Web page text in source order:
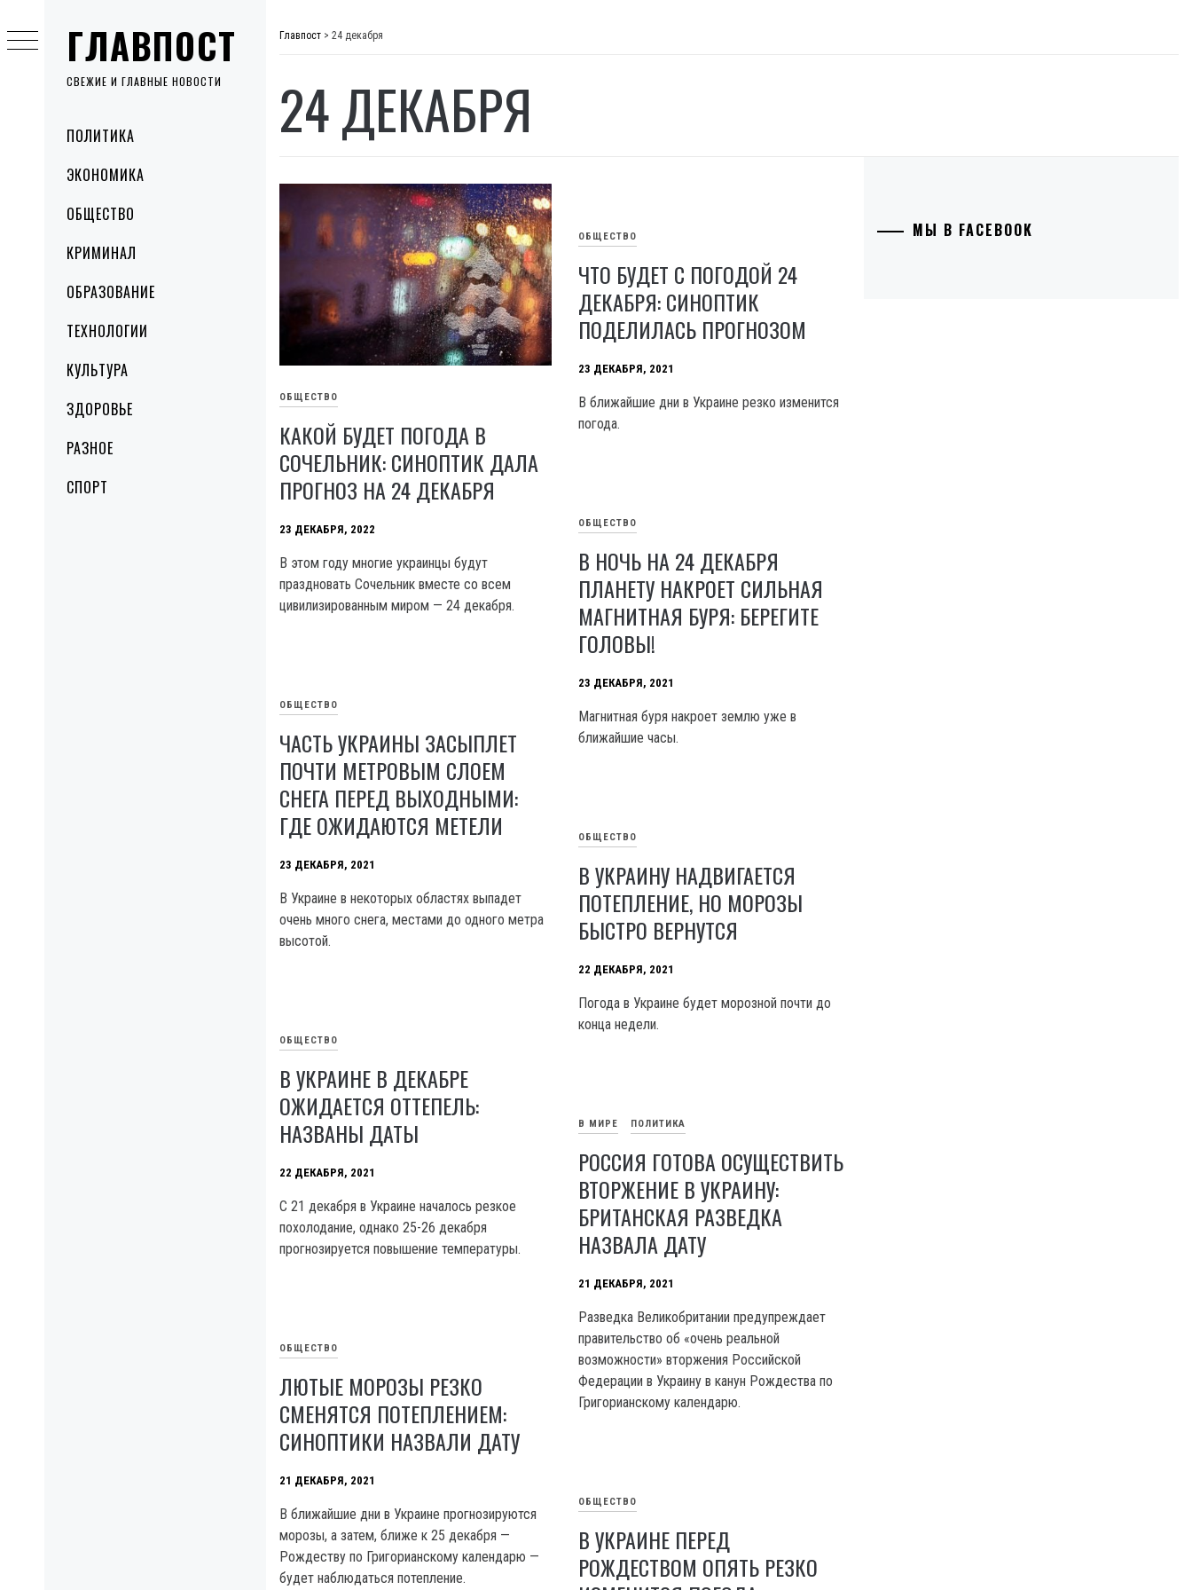
ГЛАВПОСТ
СВЕЖИЕ И ГЛАВНЫЕ НОВОСТИ
MenuПОЛИТИКА
ЭКОНОМИКА
ОБЩЕСТВО
КРИМИНАЛ
ОБРАЗОВАНИЕ
ТЕХНОЛОГИИ
КУЛЬТУРА
ЗДОРОВЬЕ
РАЗНОЕ
СПОРТ
to
content
Главпост > 24 декабря
24 ДЕКАБРЯ
ОБЩЕСТВО
КАКОЙ БУДЕТ ПОГОДА В
СОЧЕЛЬНИК: СИНОПТИК ДАЛА
ПРОГНОЗ НА 24 ДЕКАБРЯ
23 ДЕКАБРЯ, 2022
В этом году многие украинцы будут
праздновать Сочельник вместе со всем
цивилизированным миром — 24 декабря.
ОБЩЕСТВО
ЧТО БУДЕТ С ПОГОДОЙ 24
ДЕКАБРЯ: СИНОПТИК
ПОДЕЛИЛАСЬ ПРОГНОЗОМ
23 ДЕКАБРЯ, 2021
В ближайшие дни в Украине резко изменится
погода.
ОБЩЕСТВО
В НОЧЬ НА 24 ДЕКАБРЯ
ПЛАНЕТУ НАКРОЕТ СИЛЬНАЯ
МАГНИТНАЯ БУРЯ: БЕРЕГИТЕ
ГОЛОВЫ!
23 ДЕКАБРЯ, 2021
Магнитная буря накроет землю уже в
ближайшие часы.
ОБЩЕСТВО
ЧАСТЬ УКРАИНЫ ЗАСЫПЛЕТ
ПОЧТИ МЕТРОВЫМ СЛОЕМ
СНЕГА ПЕРЕД ВЫХОДНЫМИ:
ГДЕ ОЖИДАЮТСЯ МЕТЕЛИ
23 ДЕКАБРЯ, 2021
В Украине в некоторых областях выпадет
очень много снега, местами до одного метра
высотой.
ОБЩЕСТВО
В УКРАИНУ НАДВИГАЕТСЯ
ПОТЕПЛЕНИЕ, НО МОРОЗЫ
БЫСТРО ВЕРНУТСЯ
22 ДЕКАБРЯ, 2021
Погода в Украине будет морозной почти до
конца недели.
ОБЩЕСТВО
В УКРАИНЕ В ДЕКАБРЕ
ОЖИДАЕТСЯ ОТТЕПЕЛЬ:
НАЗВАНЫ ДАТЫ
22 ДЕКАБРЯ, 2021
С 21 декабря в Украине началось резкое
похолодание, однако 25-26 декабря
прогнозируется повышение температуры.
В МИРЕ ПОЛИТИКА
РОССИЯ ГОТОВА ОСУЩЕСТВИТЬ
ВТОРЖЕНИЕ В УКРАИНУ:
БРИТАНСКАЯ РАЗВЕДКА
НАЗВАЛА ДАТУ
21 ДЕКАБРЯ, 2021
Разведка Великобритании предупреждает
правительство об «очень реальной
возможности» вторжения Российской
Федерации в Украину в канун Рождества по
Григорианскому календарю.
ОБЩЕСТВО
ЛЮТЫЕ МОРОЗЫ РЕЗКО
СМЕНЯТСЯ ПОТЕПЛЕНИЕМ:
СИНОПТИКИ НАЗВАЛИ ДАТУ
21 ДЕКАБРЯ, 2021
В ближайшие дни в Украине прогнозируются
морозы, а затем, ближе к 25 декабря —
Рождеству по Григорианскому календарю —
будет наблюдаться потепление.
ОБЩЕСТВО
В УКРАИНЕ ПЕРЕД
РОЖДЕСТВОМ ОПЯТЬ РЕЗКО
МЫ В FACEBOOK